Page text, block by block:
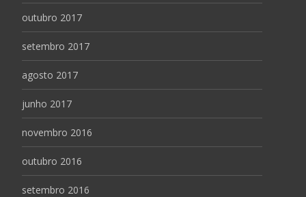
outubro 2017
setembro 2017
agosto 2017
junho 2017
novembro 2016
outubro 2016
setembro 2016